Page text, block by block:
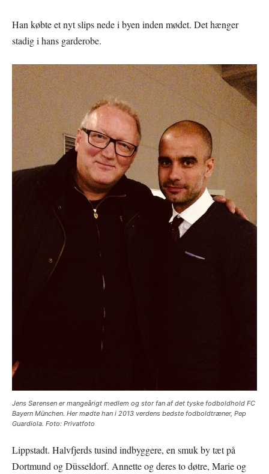
Han købte et nyt slips nede i byen inden mødet. Det hænger
stadig i hans garderobe.
Jens Sørensen er mangeårigt medlem og stor fan af det tyske fodboldhold FC
Bayern München. Her mødte han i 2013 verdens bedste fodboldtræner, Pep
Guardiola. Foto: Privatfoto
Lippstadt. Halvfjerds tusind indbyggere, en smuk by tæt på
Dortmund og Düsseldorf. Annette og deres to døtre, Marie og